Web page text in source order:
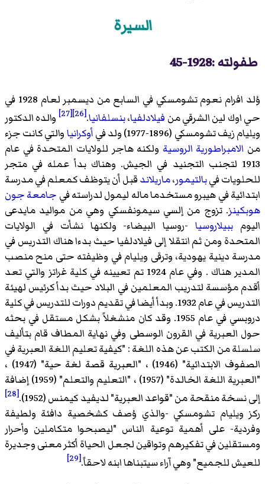
السيرة
طفولته :1928-45
وُلد افرام نعوم تشومسكي في السابع من ديسمبر لعام 1928 في
حي اوك لين الشرقي من فيلادلفيا،بنسلفانيا.
[26]
[27]
والده الدكتور
ويليام زيف تشومسكي (1896-1977) ولد في
أوكرانياوالتي كانت جزء
من الامبراطورية الروسية ولكنه هاجر للولايات المتحدة في عام
1913 لتجنب التجنيد في الجيش. وهناك بدأ عمله في متجر
للحلويات فيبالتيمور،ماريلاندقبل أن يتوظف كمعلم في مدرسة
ابتدائية في هيبرو مستخدما ماله ليمول لدراسته في جامعة جون
هوبكينز. تزوج من إلسي سيمونفسكي وهي من مواليد مايدعى
اليوم ببيلاروسيا-روسيا البيضاء- ولكنها نشأت في الولايات
المتحدة ومن ثم انتقلا إلى فيلادلفيا حيث بدءا هناك التدريس في
مدرسة دينية يهودية، وترقى ويليام في وظيفته حتى منح منصب
المدير هناك . وفي عام 1924 تم تعيينه في
كلية غراتز والتي تعد
أقدم مؤسسة لتدريب المعلمين في البلاد حيث بدأ كرئيس لهيئة
التدريس في عام 1932. وبدأ أيضا في تقديم دورات للتدريس في كلية
دروبسي في عام 1955. وقد كان منشغلاً بشكل مستقل في بحثه
حول العبرية في القرون الوسطى وفي نهاية المطاف قام بتأليف
سلسلة من الكتب عن هذه اللغة : "كيفية تعليم اللغة العبرية في
الصفوف الابتدائية" (1946) ، "العبرية قصة لغة حية" (1947) ،
"العبرية اللغة الخالدة" (1957) ، "التعليم والتعلم" (1959) إضافة
إلى نسخة منقحة من "قواعد العبرية" لديفيد كيمنس (1952).
[28]
ركز ويليام تشومسكي -والذي وُصف كشخصية دافئة ولطيفة
وفردية- على أهمية توعية الناس "ليصبحوا متكاملين وأحرار
ومستقلين في تفكيرهم وتواقين لجعل الحياة أكثر معنى وجديرة
للعيش للجميع" وهي آراء سيتبناها ابنه لاحقاً.[29]